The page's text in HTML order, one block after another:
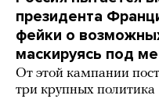
президента
фейки о
маскируясь под
От этой кампании
три крупных политика